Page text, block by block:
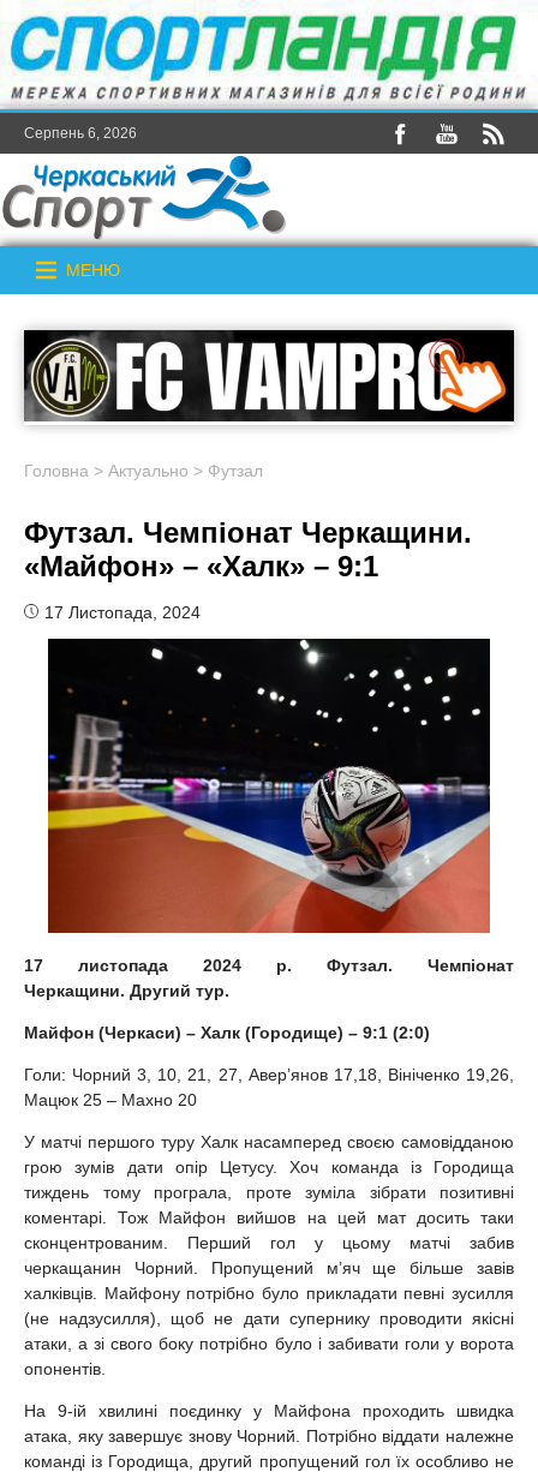
Серпень 6, 2026
МЕНЮ
Головна > Актуально > Футзал
Футзал. Чемпіонат Черкащини.
«Майфон» – «Халк» – 9:1
17 Листопада, 2024
17
листопада 2024 р. Футзал. Чемпіонат
Черкащини. Другий тур.
Майфон (Черкаси) – Халк (Городище) – 9:1 (2:0)
Голи: Чорний 3, 10, 21, 27, Авер’янов 17,18, Вініченко 19,26,
Мацюк 25 – Махно 20
У матчі першого туру Халк насамперед своєю самовідданою
грою зумів дати опір Цетусу. Хоч команда із Городища
тиждень тому програла, проте зуміла зібрати позитивні
коментарі. Тож Майфон вийшов на цей мат досить таки
сконцентрованим. Перший гол у цьому матчі забив
черкащанин Чорний. Пропущений м’яч ще більше завів
халківців. Майфону потрібно було прикладати певні зусилля
(не надзусилля), щоб не дати супернику проводити якісні
атаки, а зі свого боку потрібно було і забивати голи у ворота
опонентів.
На 9-ій хвилині поєдинку у Майфона проходить швидка
атака, яку завершує знову Чорний. Потрібно віддати належне
команді із Городища, другий пропущений гол їх особливо не